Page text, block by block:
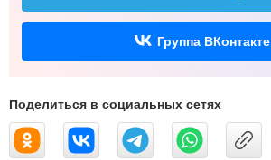
Группа ВКонтакте
Поделиться в социальных сетях